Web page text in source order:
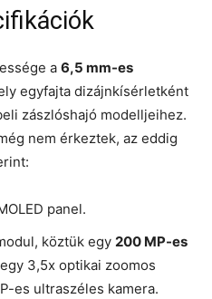
a 6,5 mm-es
egyfajta dizájnkísérletként
zászlóshajó modelljeihez.
nem érkeztek, az eddig
panel.
köztük egy 200 MP-es
3,5x optikai zoomos
es ultraszéles kamera.